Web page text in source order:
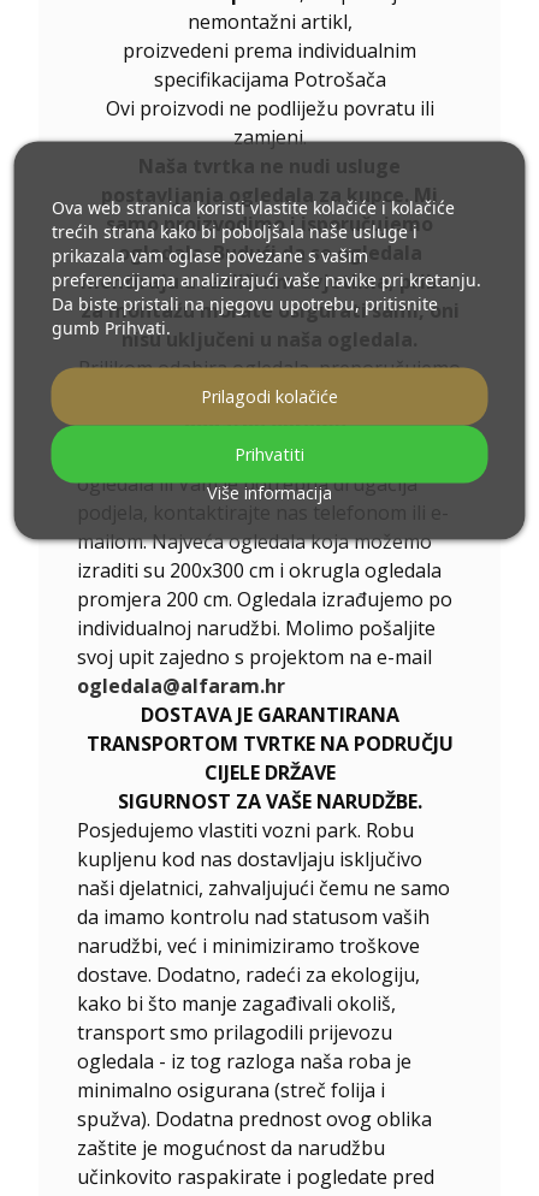
nemontažni artikl,
proizvedeni prema individualnim
specifikacijama Potrošača
Ovi proizvodi ne podliježu povratu ili
zamjeni.
postavljanja ogledala za kupce. Mi
samo proizvodimo i isporučujemo
ogledala. Budući da se ogledala
montiraju u različitim uvjetima, pribor
za montažu morate osigurati sami, oni
nisu uključeni u naša ogledala.
Prilikom odabira ogledala, preporučujemo
da konfigurirate ogledalo i odaberete
dodatnu opremu.
Ukoliko niste pronašli željenu veličinu
ogledala ili Vam je potrebna drugačija
podjela, kontaktirajte nas telefonom ili e-
mailom. Najveća ogledala koja možemo
izraditi su 200x300 cm i okrugla ogledala
promjera 200 cm. Ogledala izrađujemo po
individualnoj narudžbi. Molimo pošaljite
svoj upit zajedno s projektom na e-mail
ogledala@alfaram.hr
DOSTAVA JE GARANTIRANA
TRANSPORTOM TVRTKE NA PODRUČJU
CIJELE DRŽAVE
SIGURNOST ZA VAŠE NARUDŽBE.
Posjedujemo vlastiti vozni park. Robu
kupljenu kod nas dostavljaju isključivo
naši djelatnici, zahvaljujući čemu ne samo
da imamo kontrolu nad statusom vaših
narudžbi, već i minimiziramo troškove
dostave. Dodatno, radeći za ekologiju,
kako bi što manje zagađivali okoliš,
transport smo prilagodili prijevozu
ogledala - iz tog razloga naša roba je
minimalno osigurana (streč folija i
spužva). Dodatna prednost ovog oblika
zaštite je mogućnost da narudžbu
učinkovito raspakirate i pogledate pred
Ova web stranica koristi vlastite kolačiće i kolačiće
trećih strana kako bi poboljšala naše usluge i
prikazala vam oglase povezane s vašim
preferencijama analizirajući vaše navike pri kretanju.
Da biste pristali na njegovu upotrebu, pritisnite
gumb Prihvati.
Više informacija
Prilagodi kolačiće
Prihvatiti